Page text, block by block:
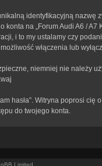
identyfikacyjną nazwę
konta na „Forum Audi A6 /
i to my ustalamy czy
włączenia lub
niemniej nie należy
hasła”. Witryna poprosi
do twojego konta.